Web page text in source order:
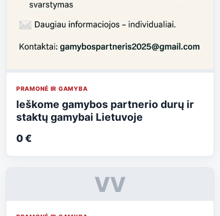
PRAMONĖ IR GAMYBA
Ieškome gamybos partnerio durų ir
staktų gamybai Lietuvoje
0 €
VV